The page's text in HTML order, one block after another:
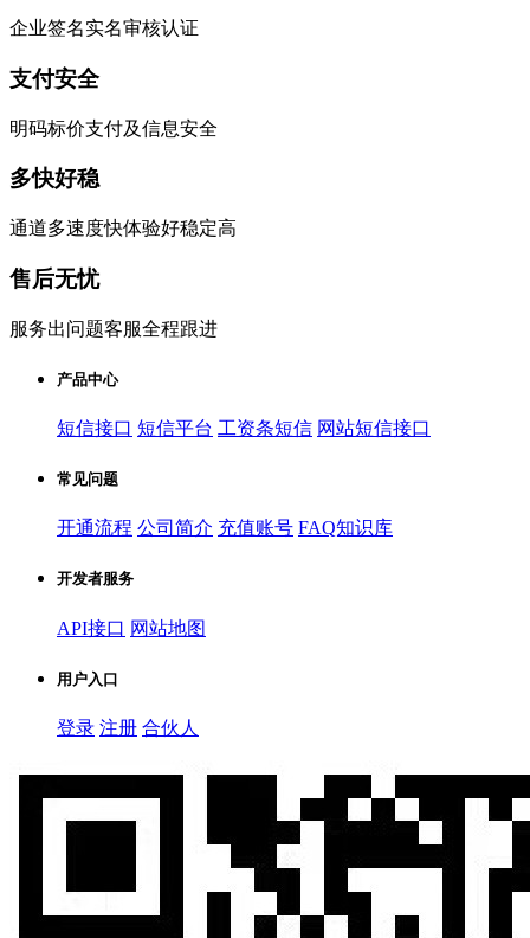
企业签名实名审核认证
支付安全
明码标价支付及信息安全
多快好稳
通道多速度快体验好稳定高
售后无忧
服务出问题客服全程跟进
产品中心
短信接口 短信平台 工资条短信 网站短信接口
常见问题
开通流程 公司简介 充值账号 FAQ知识库
开发者服务
API接口 网站地图
用户入口
登录 注册 合伙人